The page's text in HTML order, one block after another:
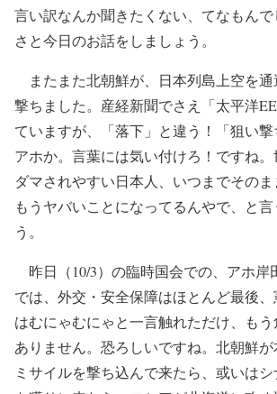
言い訳なんか聞きたくない、てなもん
さと今日のお話をしましょう。
またまた北朝鮮が、日本列島上空を通
撃ちました。産経新聞でさえ「太平洋
ていますが、「落下」と違う！「狙い撃
アホか。言葉には気い付けろ！ですね
ダマされやすい日本人、いつまでそのま
もうヤバいことになってるんやで、と言
う。
昨日（10/3）の臨時国会での、アホ岸
では、外交・安全保障はほとんど最後
はむにゃむにゃと一言触れただけ、もう
ありません。恐ろしいですね。北朝鮮
ミサイルを撃ち込んで来たら、或いは